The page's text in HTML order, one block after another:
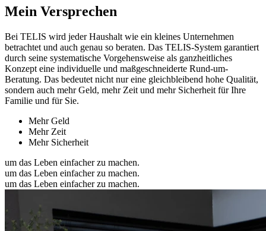
Mein Versprechen
Bei TELIS wird jeder Haushalt wie ein kleines Unternehmen
betrachtet und auch genau so beraten. Das TELIS-System garantiert
durch seine systematische Vorgehensweise als ganzheitliches
Konzept eine individuelle und maßgeschneiderte Rund-um-
Beratung. Das bedeutet nicht nur eine gleichbleibend hohe Qualität,
sondern auch mehr Geld, mehr Zeit und mehr Sicherheit für Ihre
Familie und für Sie.
Mehr Geld
Mehr Zeit
Mehr Sicherheit
um das Leben einfacher zu machen.
um das Leben einfacher zu machen.
um das Leben einfacher zu machen.